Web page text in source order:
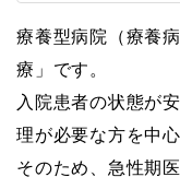
療養型病院（療養
療」です。
入院患者の状態が
理が必要な方を中
そのため、急性期